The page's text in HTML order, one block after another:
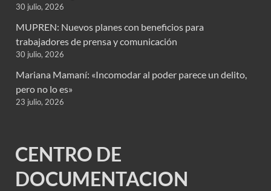
30 julio, 2026
MUPREN: Nuevos planes con beneficios para
trabajadores de prensa y comunicación
30 julio, 2026
Mariana Mamaní: «Incomodar al poder parece un delito,
pero no lo es»
23 julio, 2026
CENTRO DE
DOCUMENTACION